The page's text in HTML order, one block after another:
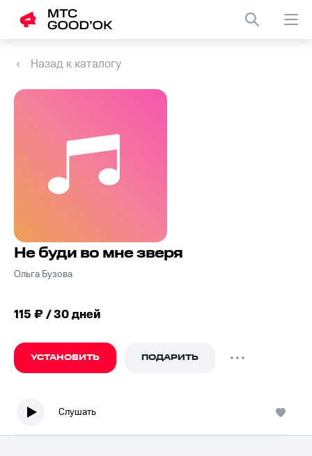
Назад к каталогу
Не буди во мне зверя
Ольга Бузова
115 ₽ / 30 дней
УСТАНОВИТЬ ПОДАРИТЬ
Слушать